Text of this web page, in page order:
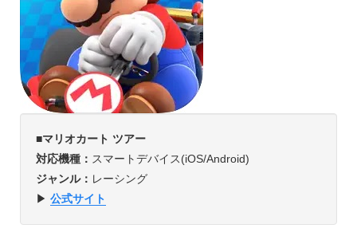
■マリオカート ツアー
対応機種： スマートデバイス(iOS/Android)
ジャンル： レーシング
▶︎ 公式サイト